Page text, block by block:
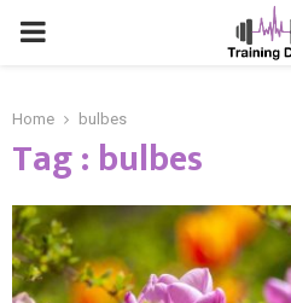
PRIMARY
Home bulbes
Tag : bulbes